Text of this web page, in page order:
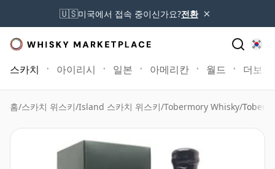
🇺🇸미국에서 접속 중이신가요?전환 ×
스카치 아이리시 일본 아메리칸 월드 더보기
홈/스카치 위스키/Island 스카치 위스키/Tobermory Whisky/